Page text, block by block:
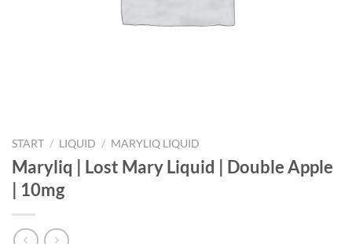
START / LIQUID / MARYLIQ LIQUID
Maryliq | Lost Mary Liquid | Double Apple
| 10mg